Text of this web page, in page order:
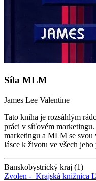
Síla MLM
James Lee Valentine
Tato kniha je rozsáhlým
práci v síťovém
marketingu a MLM se svou
lásce k životu ve všech jeho
Banskobystrický kraj (1)
Zvolen - Krajská knižnica